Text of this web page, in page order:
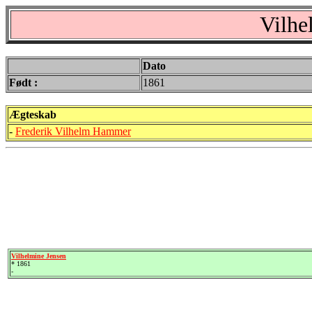
Dato
Født :
1861
Ægteskab
- Frederik Vilhelm Hammer
Vilhelmine Jensen
* 1861
-